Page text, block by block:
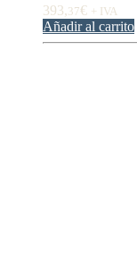
393,37€ + IVA
Añadir al carrito